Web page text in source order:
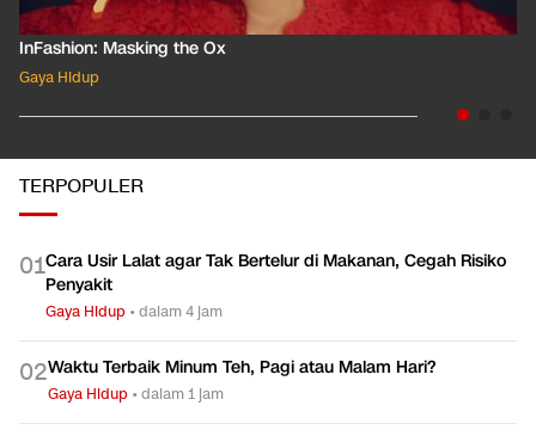
InFashion: Masking the Ox
Gaya Hidup
TERPOPULER
01Cara Usir Lalat agar Tak Bertelur di Makanan, Cegah Risiko
Penyakit
Gaya Hidup •dalam 4 jam
02Waktu Terbaik Minum Teh, Pagi atau Malam Hari?
Gaya Hidup •dalam 1 jam